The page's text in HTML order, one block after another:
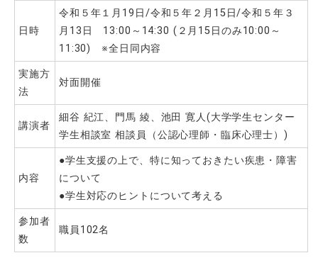
日時
令和５年１月19日/令和５年２月15日/令和５年３
月13日 13:00～14:30 (２月15日のみ10:00～
11:30) ※全日同内容
実施方
法
対面開催
講演者
細谷 紀江、門馬 綾、池田 寛人(大学学生センター
学生相談室 相談員（公認心理師・臨床心理士）)
内容
●学生支援の上で、特に知っておきたい疾患・障害
について
●学生対応のヒントについて考える
参加者
数
職員102名